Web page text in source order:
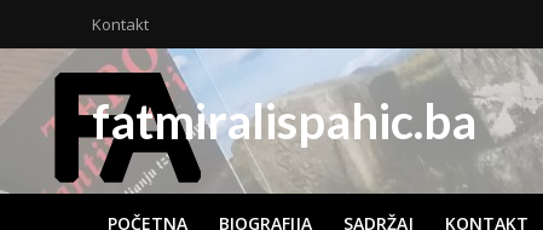
Kontakt
fatmiralispahic.ba
POČETNA BIOGRAFIJA SADRŽAJ KONTAKT